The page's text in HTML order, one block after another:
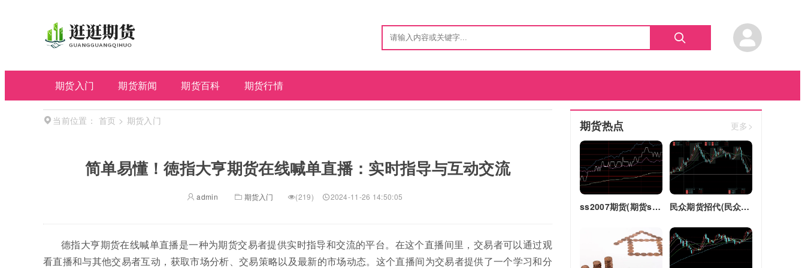
期货入门 期货新闻 期货百科 期货行情
当前位置： 首页 > 期货入门
简单易懂！徳指大亨期货在线喊单直播：实时指导与互动交流
admin 期货入门 (219) 2024-11-26 14:50:05
德指大亨期货在线喊单直播是一种为期货交易者提供实时指导和交流的平台。在这个直播间里，交易者可以通过观
看直播和与其他交易者互动，获取市场分析、交易策略以及最新的市场动态。这个直播间为交易者提供了一个学习和分
期货热点 更多>
ss2007期货(期货ss2018) 民众期货招代(民众期货怎么了)